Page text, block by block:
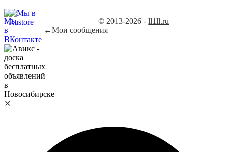
© 2013-2026 -ll1ll.ru
←Мои сообщения
✕